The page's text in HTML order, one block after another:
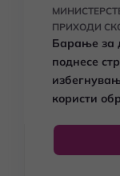
ПРИХОДИ
Барање за
поднесе
користи